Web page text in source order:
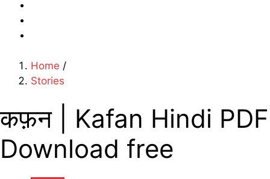
Home /
Stories
कफ़न | Kafan Hindi PDF
Download free